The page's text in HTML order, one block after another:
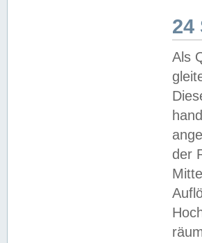
24
Als
der